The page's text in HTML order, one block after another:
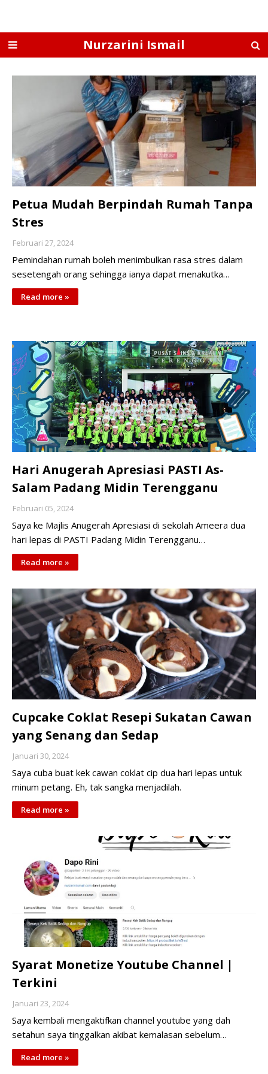
Nurzarini Ismail
Petua Mudah Berpindah Rumah Tanpa
Stres
Februari 27, 2024
Pemindahan rumah boleh menimbulkan rasa stres dalam
sesetengah orang sehingga ianya dapat menakutka…
Read more »
Hari Anugerah Apresiasi PASTI As-
Salam Padang Midin Terengganu
Februari 05, 2024
Saya ke Majlis Anugerah Apresiasi di sekolah Ameera dua
hari lepas di PASTI Padang Midin Terengganu…
Read more »
Cupcake Coklat Resepi Sukatan Cawan
yang Senang dan Sedap
Januari 30, 2024
Saya cuba buat kek cawan coklat cip dua hari lepas untuk
minum petang. Eh, tak sangka menjadilah.
Read more »
Syarat Monetize Youtube Channel |
Terkini
Januari 23, 2024
Saya kembali mengaktifkan channel youtube yang dah
setahun saya tinggalkan akibat kemalasan sebelum…
Read more »